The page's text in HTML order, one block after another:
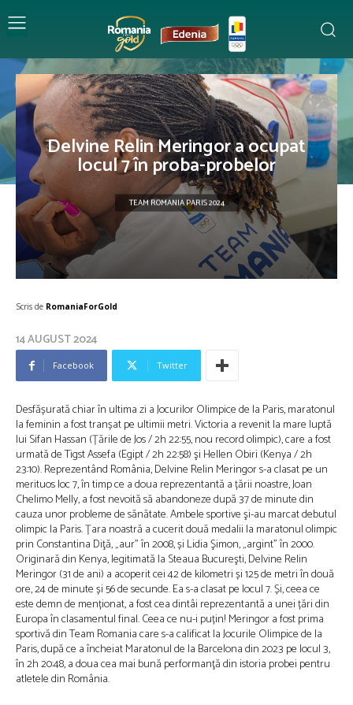
Delvine Relin Meringor a ocupat
locul 7 în proba-probelor
TEAM ROMANIA PARIS 2024
Scris de RomaniaForGold
14 AUGUST 2024
Facebook Twitter
Desfășurată chiar în ultima zi a Jocurilor Olimpice de la Paris, maratonul
la feminin a fost tranșat pe ultimii metri. Victoria a revenit la mare luptă
lui Sifan Hassan (Țările de Jos / 2h 22:55, nou record olimpic), care a fost
urmată de Tigst Assefa (Egipt / 2h 22:58) şi Hellen Obiri (Kenya / 2h
23:10). Reprezentând România, Delvine Relin Meringor s-a clasat pe un
merituos loc 7, în timp ce a doua reprezentantă a țării noastre, Joan
Chelimo Melly, a fost nevoită să abandoneze după 37 de minute din
cauza unor probleme de sănătate. Ambele sportive şi-au marcat debutul
olimpic la Paris. Țara noastră a cucerit două medalii la maratonul olimpic
prin Constantina Diţă, „aur” în 2008, și Lidia Şimon, „argint” în 2000.
Originară din Kenya, legitimată la Steaua Bucureşti, Delvine Relin
Meringor (31 de ani) a acoperit cei 42 de kilometri și 125 de metri în două
ore, 24 de minute și 56 de secunde. Ea s-a clasat pe locul 7. Și, ceea ce
este demn de menționat, a fost cea dintâi reprezentantă a unei țări din
Europa în clasamentul final. Ceea ce nu-i puțin! Meringor a fost prima
sportivă din Team Romania care s-a calificat la Jocurile Olimpice de la
Paris, după ce a încheiat Maratonul de la Barcelona din 2023 pe locul 3,
în 2h 20:48, a doua cea mai bună performanţă din istoria probei pentru
atletele din România.